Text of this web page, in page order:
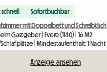
Sofortbuchbar
mit Doppelbett und Schreibtisch
Gastgeber | Evere (1140) | 16 M2
| Mindestaufenthalt: 1 Nacht
Anzeige ansehen